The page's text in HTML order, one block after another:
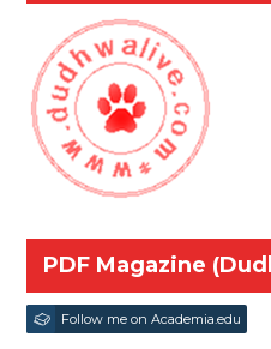
PDF Magazine
Follow me on Academia.edu